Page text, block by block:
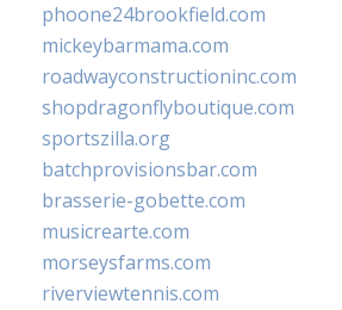
phoone24brookfield.com
mickeybarmama.com
roadwayconstructioninc.com
shopdragonflyboutique.com
sportszilla.org
batchprovisionsbar.com
brasserie-gobette.com
musicrearte.com
morseysfarms.com
riverviewtennis.com